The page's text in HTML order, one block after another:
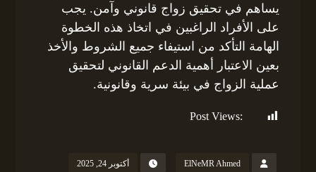
يساهم في تحقيق زواج قانوني وآمن. يجب
على الأفراد الراغبين في اتخاذ هذه الخطوة
الهامة التأكد من استيفاء جميع الشروط والأخذ
بعين الاعتبار أهمية الدعم القانوني لتحقيق
عملية الزواج في بيئة سرية وقانونية.
Post Views:
ElNeMR Ahmed أكتوبر 24, 2025